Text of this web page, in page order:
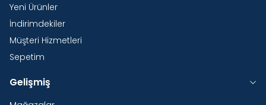
Yeni Ürünler
İndirimdekiler
Müşteri Hizmetleri
Sepetim
Gelişmiş